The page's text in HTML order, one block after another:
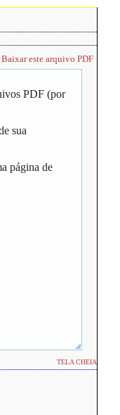
Baixar este arquivo PDF
PDF (por
sua
página de
TELA CHEIA